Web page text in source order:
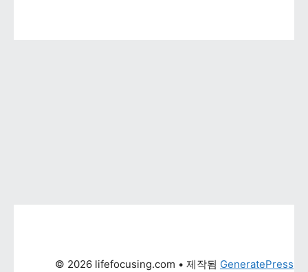
© 2026 lifefocusing.com • 제작됨 GeneratePress